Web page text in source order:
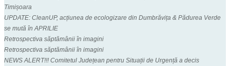
Timișoara
UPDATE: CleanUP, acțiunea de ecologizare din Dumbrăvița & Pădurea Verde
se mută în APRILIE
Retrospectiva săptămânii în imagini
Retrospectiva săptămânii în imagini
NEWS ALERT!!! Comitetul Județean pentru Situații de Urgență a decis